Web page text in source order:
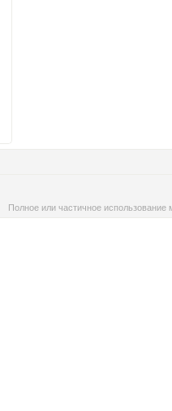
Полное или частичное